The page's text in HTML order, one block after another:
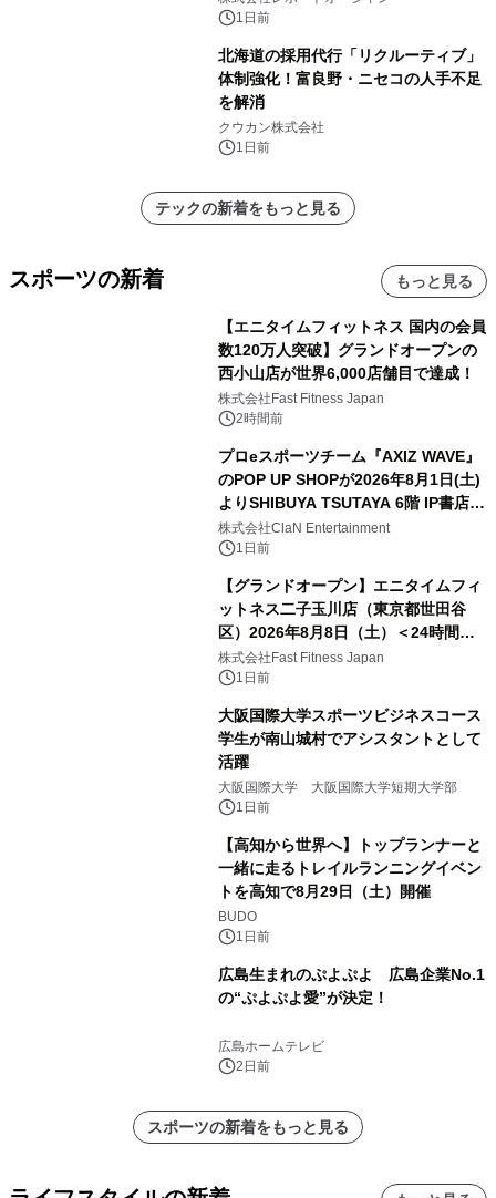
速1日前
北海道の採用代行「リクルーティブ」
体制強化！富良野・ニセコの人手不足
を解消
クウカン株式会社
1日前
テックの新着をもっと見る
スポーツの新着 もっと見る
【エニタイムフィットネス 国内の会員
数120万人突破】グランドオープンの
西小山店が世界6,000店舗目で達成！
株式会社Fast Fitness Japan
2時間前
プロeスポーツチーム『AXIZ WAVE』
のPOP UP SHOPが2026年8月1日(土)
よりSHIBUYA TSUTAYA 6階 IP書店で
開催決定！！
株式会社ClaN Entertainment
1日前
【グランドオープン】エニタイムフィ
ットネス二子玉川店（東京都世田谷
区）2026年8月8日（土）＜24時間年
中無休のフィットネスジム＞
株式会社Fast Fitness Japan
1日前
大阪国際大学スポーツビジネスコース
学生が南山城村でアシスタントとして
活躍
大阪国際大学 大阪国際大学短期大学部
1日前
【高知から世界へ】トップランナーと
一緒に走るトレイルランニングイベン
トを高知で8月29日（土）開催
BUDO
1日前
広島生まれのぷよぷよ 広島企業No.1
の“ぷよぷよ愛”が決定！
広島ホームテレビ
2日前
スポーツの新着をもっと見る